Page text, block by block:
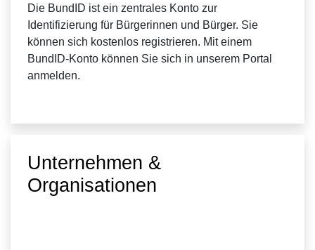
Die BundID ist ein zentrales Konto zur
Identifizierung für Bürgerinnen und Bürger. Sie
können sich kostenlos registrieren. Mit einem
BundID-Konto können Sie sich in unserem Portal
anmelden.
Unternehmen &
Organisationen